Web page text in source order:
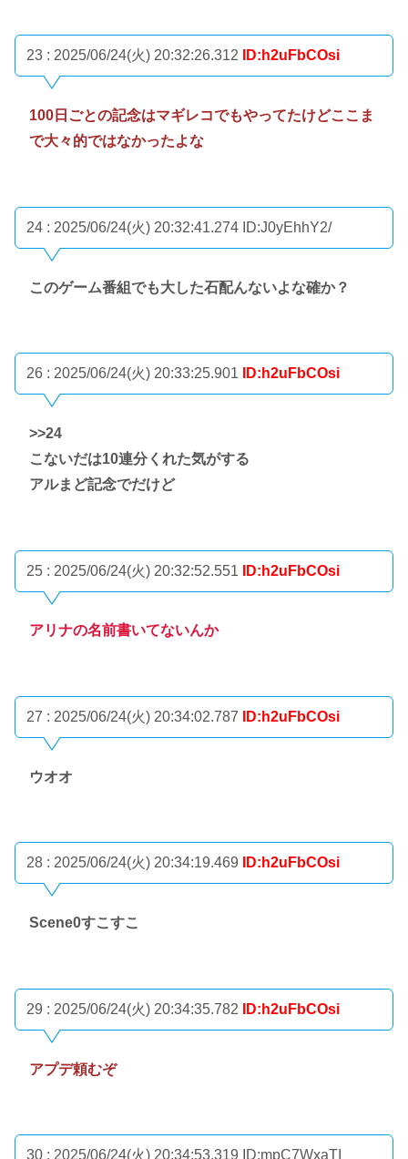
23 : 2025/06/24(火) 20:32:26.312 ID:h2uFbCOsi
100日ごとの記念はマギレコでもやってたけどここま
で大々的ではなかったよな
24 : 2025/06/24(火) 20:32:41.274 ID:J0yEhhY2/
このゲーム番組でも大した石配んないよな確か？
26 : 2025/06/24(火) 20:33:25.901 ID:h2uFbCOsi
>>24
こないだは10連分くれた気がする
アルまど記念でだけど
25 : 2025/06/24(火) 20:32:52.551 ID:h2uFbCOsi
アリナの名前書いてないんか
27 : 2025/06/24(火) 20:34:02.787 ID:h2uFbCOsi
ウオオ
28 : 2025/06/24(火) 20:34:19.469 ID:h2uFbCOsi
Scene0すこすこ
29 : 2025/06/24(火) 20:34:35.782 ID:h2uFbCOsi
アプデ頼むぞ
30 : 2025/06/24(火) 20:34:53.319 ID:mpC7WxaTI